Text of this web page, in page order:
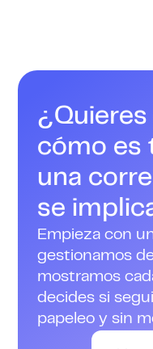
cómo es
una
se
Empieza con
gestionamos
mostramos
decides si
papeleo y sin